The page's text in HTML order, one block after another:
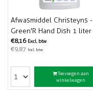
Afwasmiddel Christeyns -
Green'R Hand Dish 1 liter
€8,16 Excl. btw
€9,87 Incl. btw
Toevoegen aan
winkelwagen